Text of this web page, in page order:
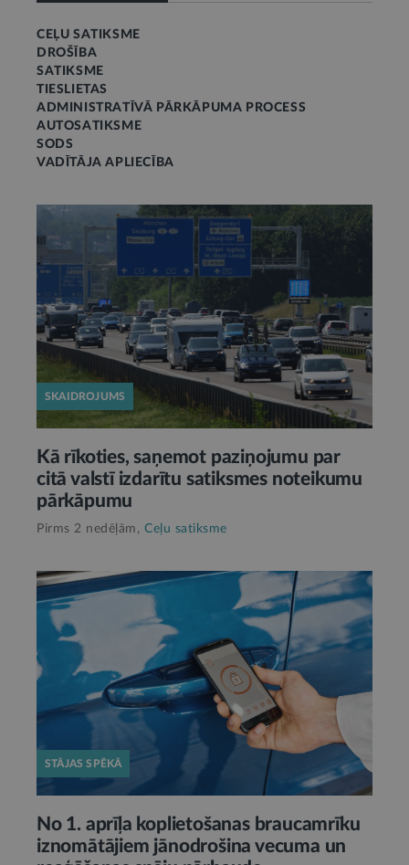
CEĻU SATIKSME
DROŠĪBA
SATIKSME
TIESLIETAS
ADMINISTRATĪVĀ PĀRKĀPUMA PROCESS
AUTOSATIKSME
SODS
VADĪTĀJA APLIECĪBA
SKAIDROJUMS
Kā rīkoties, saņemot paziņojumu par
citā valstī izdarītu satiksmes noteikumu
pārkāpumu
Pirms 2 nedēļām, Ceļu satiksme
STĀJAS SPĒKĀ
No 1. aprīļa koplietošanas braucamrīku
iznomātājiem jānodrošina vecuma un